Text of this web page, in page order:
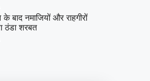
बाद नमाजियों और राहगीरों
ठंडा शरबत